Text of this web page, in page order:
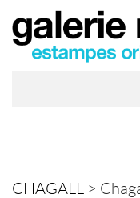
CHAGALL >